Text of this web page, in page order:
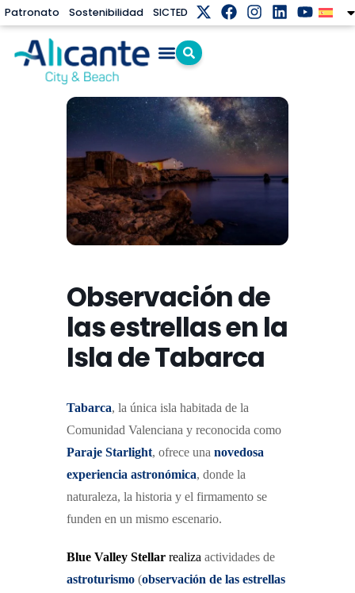
Patronato Sostenibilidad SICTED
Observación de
las estrellas en la
Isla de Tabarca
Tabarca, la única isla habitada de la
Comunidad Valenciana y reconocida como
Paraje Starlight, ofrece una novedosa
experiencia astronómica, donde la
naturaleza, la historia y el firmamento se
funden en un mismo escenario.
Blue Valley Stellar realiza actividades de
astroturismo (observación de las estrellas